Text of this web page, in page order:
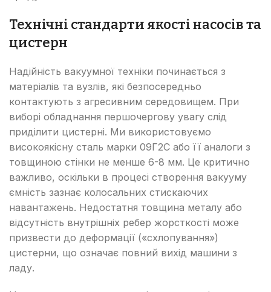
Технічні стандарти якості насосів та
цистерн
Надійність вакуумної техніки починається з
матеріалів та вузлів, які безпосередньо
контактують з агресивним середовищем. При
виборі обладнання першочергову увагу слід
приділити цистерні. Ми використовуємо
високоякісну сталь марки 09Г2С або її аналоги з
товщиною стінки не менше 6-8 мм. Це критично
важливо, оскільки в процесі створення вакууму
ємність зазнає колосальних стискаючих
навантажень. Недостатня товщина металу або
відсутність внутрішніх ребер жорсткості може
призвести до деформації («схлопування»)
цистерни, що означає повний вихід машини з
ладу.